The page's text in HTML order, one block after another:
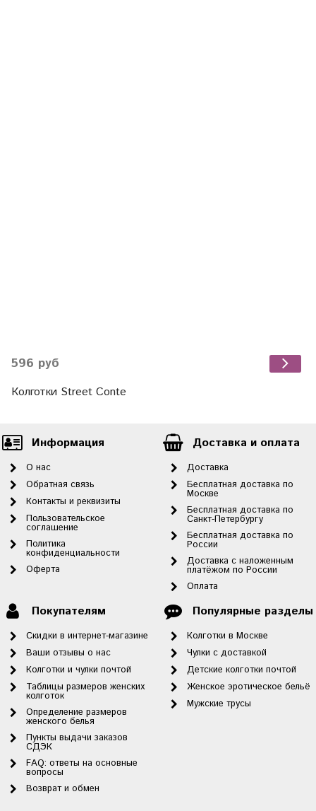
596 руб
Колготки Street Conte
Информация
О нас
Обратная связь
Контакты и реквизиты
Пользовательское
соглашение
Политика
конфиденциальности
Оферта
Доставка и оплата
Доставка
Бесплатная доставка по
Москве
Бесплатная доставка по
Санкт-Петербургу
Бесплатная доставка по
России
Доставка с наложенным
платёжом по России
Оплата
Покупателям
Скидки в интернет-магазине
Ваши отзывы о нас
Колготки и чулки почтой
Таблицы размеров женских
колготок
Определение размеров
женского белья
Пункты выдачи заказов
СДЭК
FAQ: ответы на основные
вопросы
Возврат и обмен
Популярные разделы
Колготки в Москве
Чулки с доставкой
Детские колготки почтой
Женское эротическое бельё
Мужские трусы